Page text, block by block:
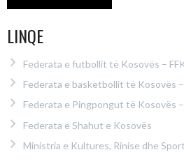
LINQE
Federata e futbollit të Kosovës –
Federata e basketbollit të Kosovës
Federata e Pingpongut të Kosovës
Federata e Shahut e Kosovës
Ministria e Kultures, Rinise dhe